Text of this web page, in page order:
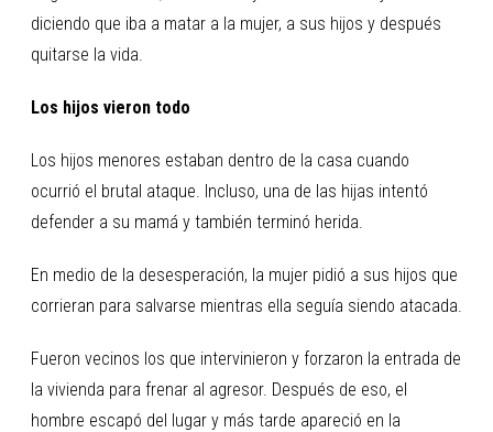
diciendo que iba a matar a la mujer, a sus hijos y después
quitarse la vida.
Los hijos vieron todo
Los hijos menores estaban dentro de la casa cuando
ocurrió el brutal ataque. Incluso, una de las hijas intentó
defender a su mamá y también terminó herida.
En medio de la desesperación, la mujer pidió a sus hijos que
corrieran para salvarse mientras ella seguía siendo atacada.
Fueron vecinos los que intervinieron y forzaron la entrada de
la vivienda para frenar al agresor. Después de eso, el
hombre escapó del lugar y más tarde apareció en la